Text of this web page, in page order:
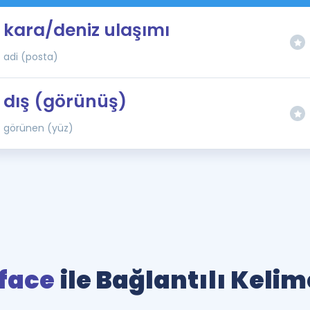
kara/deniz ulaşımı
adi (posta)
dış (görünüş)
görünen (yüz)
ile Bağlantılı